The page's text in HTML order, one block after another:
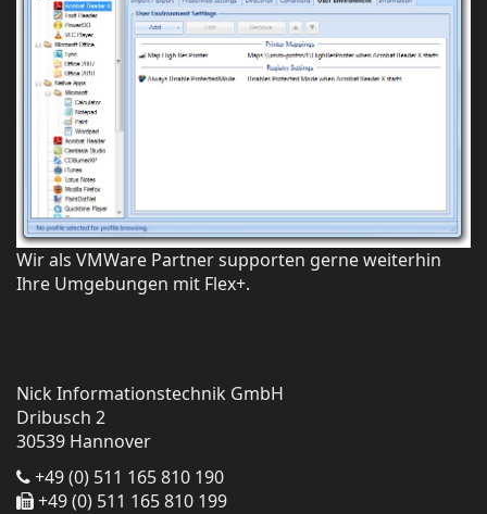
Wir als VMWare Partner supporten gerne weiterhin
Ihre Umgebungen mit Flex+.
Nick Informationstechnik GmbH
Dribusch 2
30539 Hannover
+49 (0) 511 165 810 190
+49 (0) 511 165 810 199